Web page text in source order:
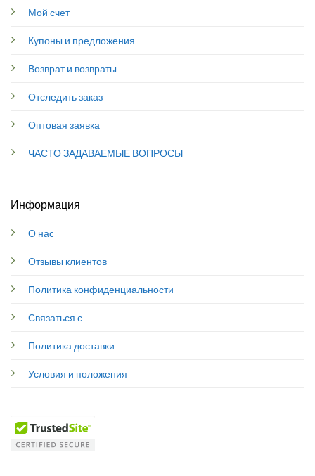
Мой счет
Купоны и предложения
Возврат и возвраты
Отследить заказ
Оптовая заявка
ЧАСТО ЗАДАВАЕМЫЕ ВОПРОСЫ
Информация
О нас
Отзывы клиентов
Политика конфиденциальности
Связаться с
Политика доставки
Условия и положения